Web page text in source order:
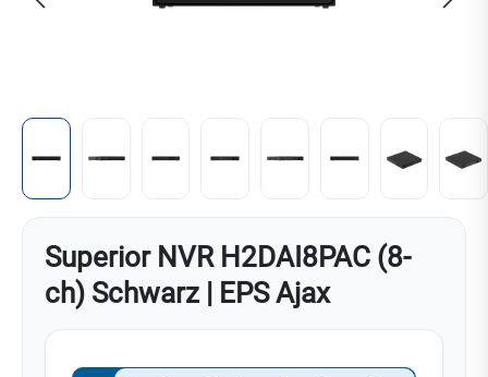
Superior NVR H2DAI8PAC (8-
ch) Schwarz | EPS Ajax